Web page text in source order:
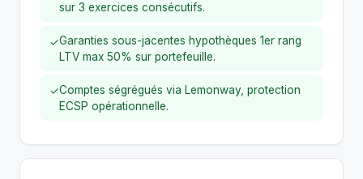
sur 3 exercices consécutifs.
✓Garanties sous-jacentes hypothèques 1er rang
LTV max 50% sur portefeuille.
✓Comptes ségrégués via Lemonway, protection
ECSP opérationnelle.